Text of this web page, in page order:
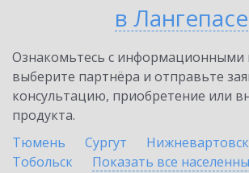
в Лангепасе
Ознакомьтесь с информационными
выберите партнёра и отправьте
консультацию, приобретение или
продукта.
Тюмень
Сургут Нижневартовск
Тобольск
Показать все